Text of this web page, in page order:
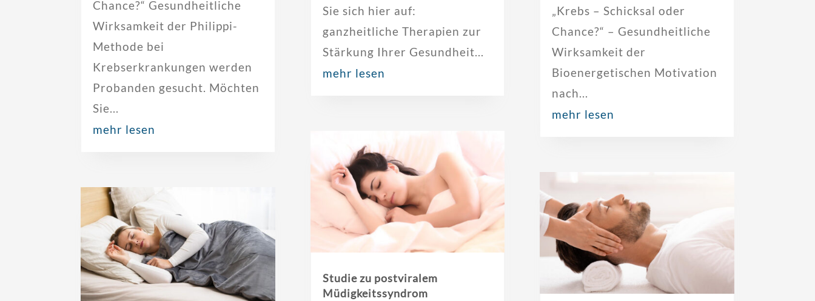
Chance?“ Gesundheitliche
Wirksamkeit der Philippi-
Methode bei
Krebserkrankungen werden
Probanden gesucht. Möchten
Sie...
mehr lesen
Sie sich hier auf:
ganzheitliche Therapien zur
Stärkung Ihrer Gesundheit...
mehr lesen
Studie zu postviralem
Müdigkeitssyndrom
„Krebs – Schicksal oder
Chance?“ – Gesundheitliche
Wirksamkeit der
Bioenergetischen Motivation
nach...
mehr lesen